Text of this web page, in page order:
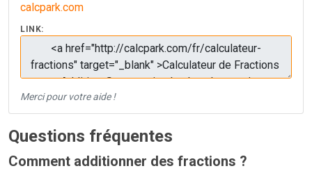
calcpark.com
LINK:
Merci pour votre aide !
Questions fréquentes
Comment additionner des fractions ?